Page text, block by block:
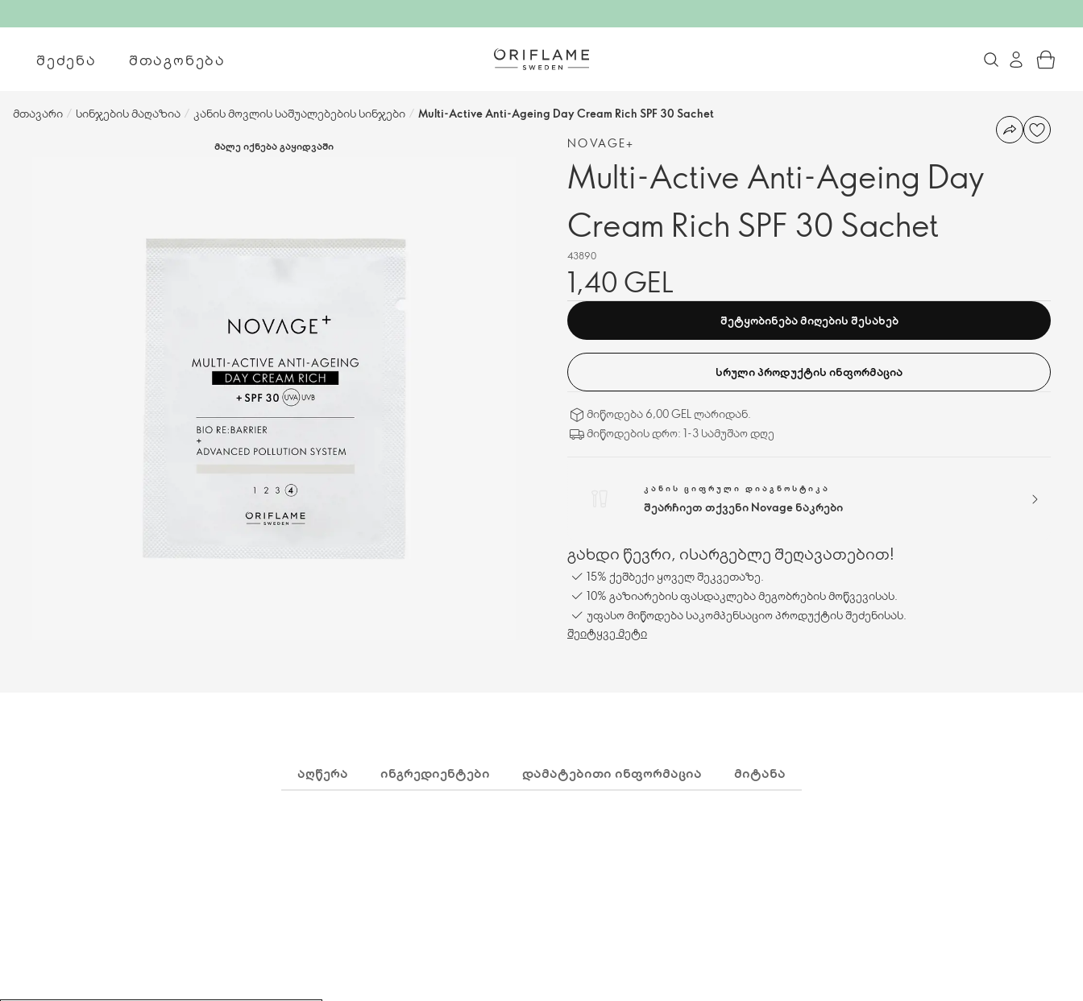
ᲨᲔᲫᲔᲜᲐ ᲨᲗᲐᲒᲝᲜᲔᲑᲐ
მთავარი / სინჯების მაღაზია / კანის მოვლის საშუალებების სინჯები / Multi-Active Anti-Ageing Day Cream Rich SPF 30 Sachet
ᲛᲐᲚᲔ ᲘᲥᲜᲔᲑᲐ ᲒᲐᲧᲘᲓᲕᲐᲨᲘ NOVAGE+
Multi-Active Anti-Ageing Day
Cream Rich SPF 30 Sachet
43890
1,40 GEL
ᲨᲔᲢᲧᲝᲑᲘᲜᲔᲑᲐ ᲛᲘᲦᲔᲑᲘᲡ ᲨᲔᲡᲐᲮᲔᲑ
ᲡᲠᲣᲚᲘ ᲞᲠᲝᲓᲣᲥᲢᲘᲡ ᲘᲜᲤᲝᲠᲛᲐᲪᲘᲐ
მიწოდება 6,00 GEL ლარიდან.
მიწოდების დრო: 1-3 სამუშაო დღე
ᲙᲐᲜᲘᲡ ᲪᲘᲤᲠᲣᲚᲘ ᲓᲘᲐᲒᲜᲝᲡᲢᲘᲙᲐ
შეარჩიეთ თქვენი Novage ნაკრები
გახდი წევრი, ისარგებლე შეღავათებით!
15% ქეშბექი ყოველ შეკვეთაზე.
10% გაზიარების ფასდაკლება მეგობრების მოწვევისას.
უფასო მიწოდება საკომპენსაციო პროდუქტის შეძენისას.
შეიტყვე მეტი
ᲐᲦᲬᲔᲠᲐ ᲘᲜᲒᲠᲔᲓᲘᲔᲜᲢᲔᲑᲘ ᲓᲐᲛᲐᲢᲔᲑᲘᲗᲘ ᲘᲜᲤᲝᲠᲛᲐᲪᲘᲐ ᲛᲘᲢᲐᲜᲐ